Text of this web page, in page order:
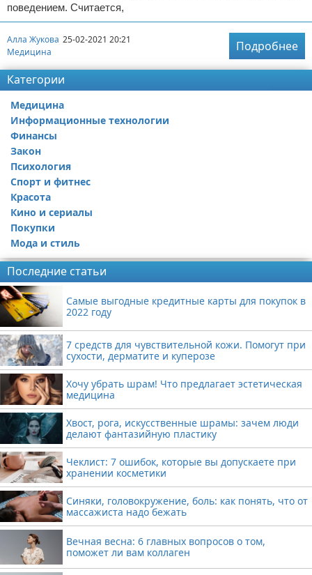
поведением. Считается,
Алла Жукова 25-02-2021 20:21
Медицина
Подробнее
Категории
Медицина
Информационные технологии
Финансы
Закон
Психология
Спорт и фитнес
Красота
Кино и сериалы
Покупки
Мода и стиль
Последние статьи
Самые выгодные кредитные карты для покупок в
2022 году
7 средств для чувствительной кожи. Помогут при
сухости, дерматите и куперозе
Хочу убрать шрам! Что предлагает эстетическая
медицина
Хвост, рога, искусственные шрамы: зачем люди
делают фантазийную пластику
Чеклист: 7 ошибок, которые вы допускаете при
хранении косметики
Синяки, головокружение, боль: как понять, что от
массажиста надо бежать
Вечная весна: 6 главных вопросов о том,
поможет ли вам коллаген